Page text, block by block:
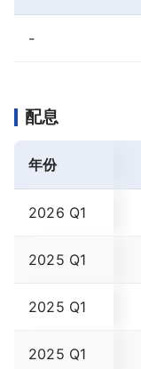
-
配息
年份
2026 Q1
2025 Q1
2025 Q1
2025 Q1